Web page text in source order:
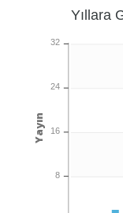
Yıllara
32
24
16
8
Yayın